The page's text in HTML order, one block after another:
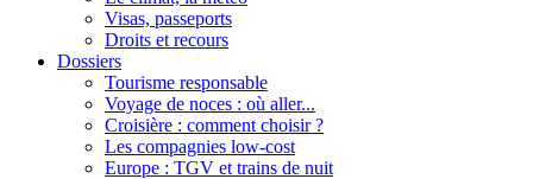
Visas, passeports
Droits et recours
Dossiers
Tourisme responsable
Voyage de noces : où aller...
Croisière : comment choisir ?
Les compagnies low-cost
Europe : TGV et trains de nuit